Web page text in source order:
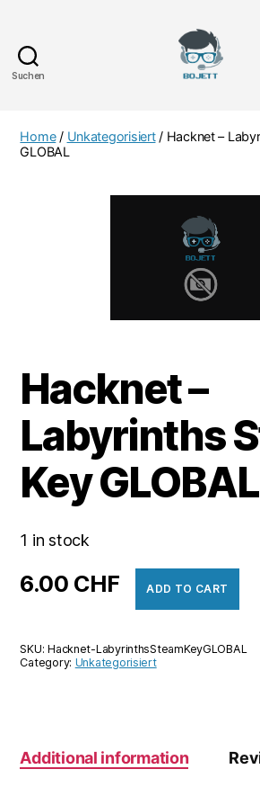
Suchen
Home/ Unkategorisiert/ Hacknet –
GLOBAL
Hacknet –
Labyrinths
Key GLOBAL
1 in stock
6.00 CHF ADD TO CART
SKU:Hacknet-LabyrinthsSteamKeyGLOBAL
Category: Unkategorisiert
Additional information